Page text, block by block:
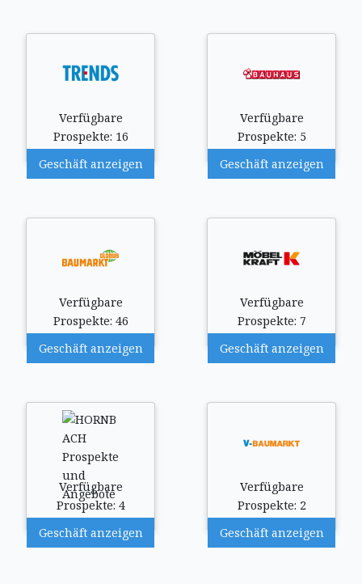
Verfügbare
Prospekte: 16
Geschäft anzeigen
Verfügbare
Prospekte: 5
Geschäft anzeigen
Verfügbare
Prospekte: 46
Geschäft anzeigen
Verfügbare
Prospekte: 7
Geschäft anzeigen
Verfügbare
Prospekte: 4
Geschäft anzeigen
Verfügbare
Prospekte: 2
Geschäft anzeigen